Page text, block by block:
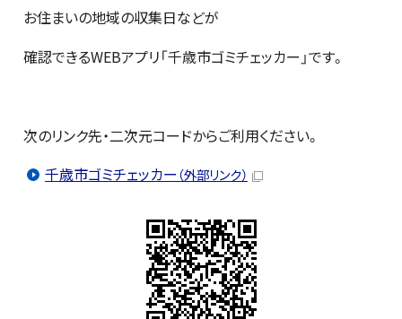
お住まいの地域の収集日などが
確認できるWEBアプリ「千歳市ゴミチェッカー」です。
次のリンク先・二次元コードからご利用ください。
千歳市ゴミチェッカー（外部リンク）